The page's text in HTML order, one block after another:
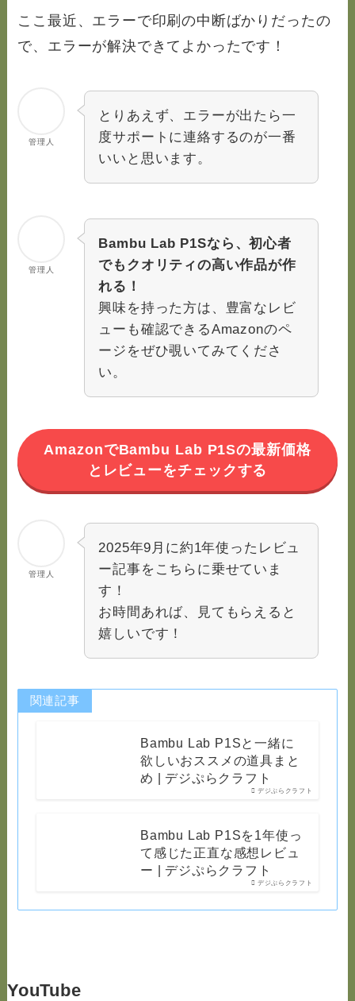
ここ最近、エラーで印刷の中断ばかりだったの
で、エラーが解決できてよかったです！
管理人
とりあえず、エラーが出たら一
度サポートに連絡するのが一番
いいと思います。
管理人
Bambu Lab P1Sなら、初心者
でもクオリティの高い作品が作
れる！
興味を持った方は、豊富なレビ
ューも確認できるAmazonのペ
ージをぜひ覗いてみてくださ
い。
AmazonでBambu Lab P1Sの最新価格
とレビューをチェックする
管理人
2025年9月に約1年使ったレビュ
ー記事をこちらに乗せていま
す！
お時間あれば、見てもらえると
嬉しいです！
関連記事
デジぷらクラフト
Bambu Lab P1Sと一緒に
欲しいおススメの道具まと
め | デジぷらクラフト
デジぷらクラフト
Bambu Lab P1Sを1年使っ
て感じた正直な感想レビュ
ー | デジぷらクラフト
YouTube